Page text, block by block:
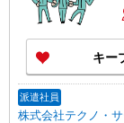
キー
派遣社員
株式会社テクノ・